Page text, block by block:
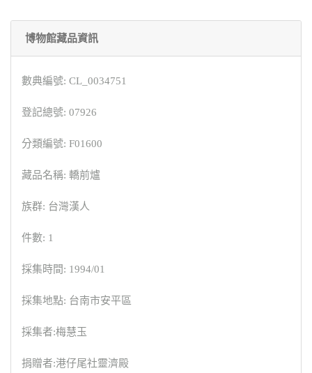
博物館藏品資訊
數典編號: CL_0034751
登記總號: 07926
分類編號: F01600
藏品名稱: 轎前爐
族群: 台灣漢人
件數: 1
採集時間: 1994/01
採集地點: 台南市安平區
採集者:梅慧玉
捐贈者:港仔尾社靈濟殿